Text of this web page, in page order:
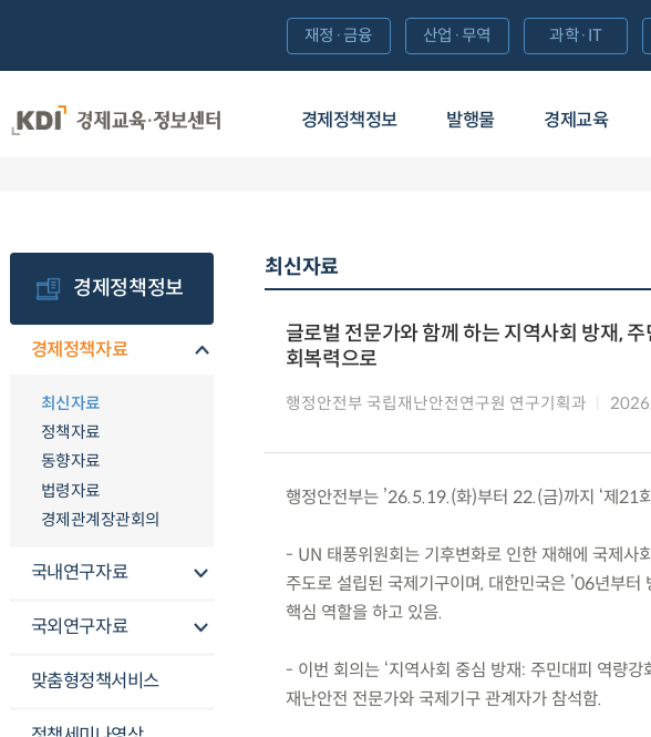
경제정책정보 발행물 경제교육
재정·금융 산업·무역 과학·IT
경제정책정보
경제정책자료
최신자료
정책자료
동향자료
법령자료
경제관계장관회의
국내연구자료
국외연구자료
맞춤형정책서비스
최신자료
글로벌 전문가와 함께 하는 지역사회 방재,
회복력으로
행정안전부 국립재난안전연구원 연구기획과
행정안전부는 ’26.5.19.(화)부터 22.(금)까지 ‘제21
- UN 태풍위원회는 기후변화로 인한 재해에 국제사
주도로 설립된 국제기구이며, 대한민국은 ’06년부
핵심 역할을 하고 있음.
- 이번 회의는 ‘지역사회 중심 방재: 주민대피 역량
재난안전 전문가와 국제기구 관계자가 참석함.